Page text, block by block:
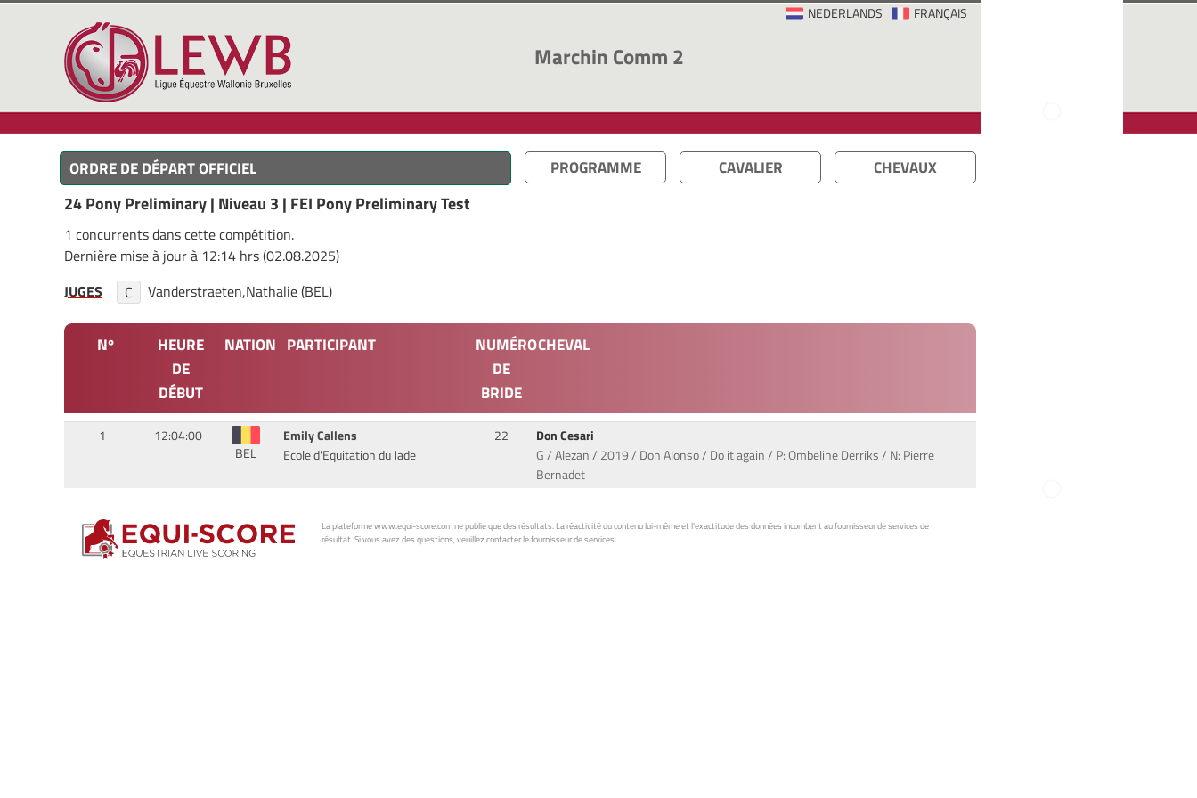
FRANÇAIS
NEDERLANDS
Marchin Comm 2
ORDRE DE DÉPART OFFICIEL PROGRAMME CAVALIER
CHEVAUX
24 Pony Preliminary | Niveau 3 | FEI Pony Preliminary Test
1 concurrents dans cette compétition.
Dernière mise à jour à 12:14 hrs (02.08.2025)
JUGES
C Vanderstraeten,Nathalie (BEL)
Nº
HEURE
DE
DÉBUT
NATION PARTICIPANT
NUMÉRO
DE
BRIDE
CHEVAL
1
12:04:00
BEL
Emily Callens
Ecole d'Equitation du Jade
22
Don Cesari
G / Alezan / 2019 / Don Alonso / Do it again / P: Ombeline Derriks / N: Pierre
Bernadet
La plateforme www.equi-score.com ne publie que des résultats. La réactivité du contenu lui-même et l'exactitude des données incombent au fournisseur de services de
résultat. Si vous avez des questions, veuillez contacter le fournisseur de services.